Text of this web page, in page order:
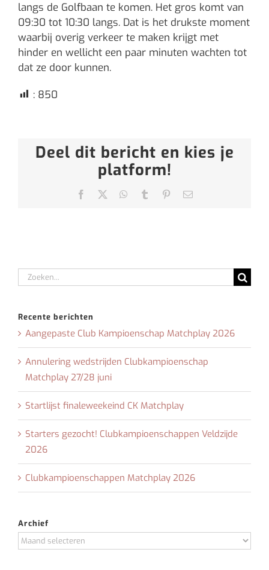
langs de Golfbaan te komen. Het gros komt van
09:30 tot 10:30 langs. Dat is het drukste moment
waarbij overig verkeer te maken krijgt met
hinder en wellicht een paar minuten wachten tot
dat ze door kunnen.
: 850
Deel dit bericht en kies je
platform!
Facebook WhatsApp
Tumblr Pinterest
E-
Zoeken
naar:
Recente berichten
Aangepaste Club Kampioenschap Matchplay 2026
Annulering wedstrijden Clubkampioenschap
Matchplay 27/28 juni
Startlijst finaleweekeind CK Matchplay
Starters gezocht! Clubkampioenschappen Veldzijde
2026
Clubkampioenschappen Matchplay 2026
Archief
Archief